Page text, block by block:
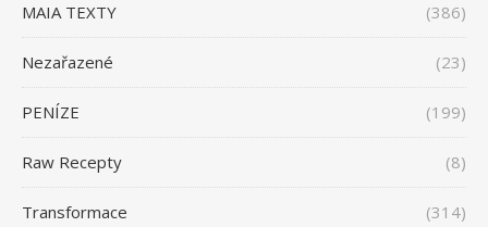
MAIA TEXTY (386)
Nezařazené (23)
PENÍZE (199)
Raw Recepty (8)
Transformace (314)